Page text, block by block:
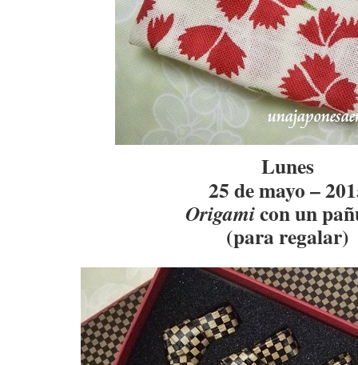
Lunes
25 de mayo –
Origamicon un
(para regalar)